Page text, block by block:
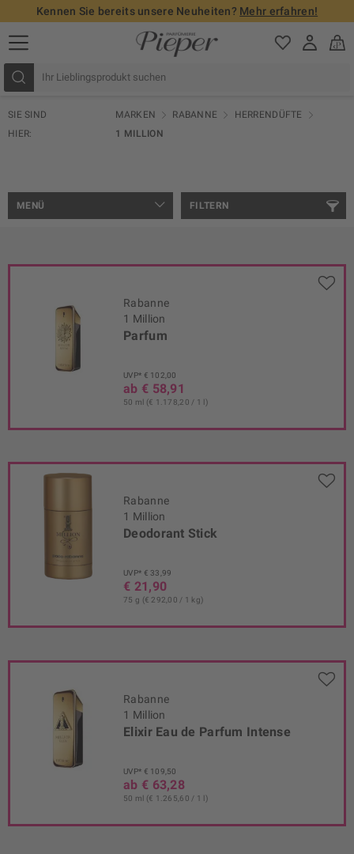
Kennen Sie bereits unsere Neuheiten? Mehr erfahren!
SIE SIND
HIER:
MARKEN RABANNE
HERRENDÜFTE
1 MILLION
FILTERN
MENÜ
Rabanne
1 Million
Parfum
UVP* € 102,00
ab € 58,91
50 ml (€ 1.178,20 / 1 l)
Rabanne
1 Million
Deodorant Stick
UVP* € 33,99
€ 21,90
75 g (€ 292,00 / 1 kg)
Rabanne
1 Million
Elixir Eau de Parfum Intense
UVP* € 109,50
ab € 63,28
50 ml (€ 1.265,60 / 1 l)